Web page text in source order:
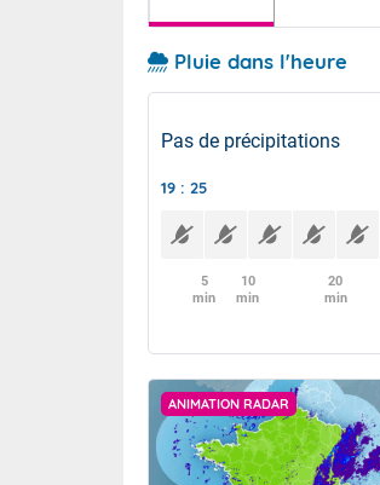
Pluie dans l'heure
Pas de précipitations
19 : 25
5
min
10
min
20
min
ANIMATION RADAR